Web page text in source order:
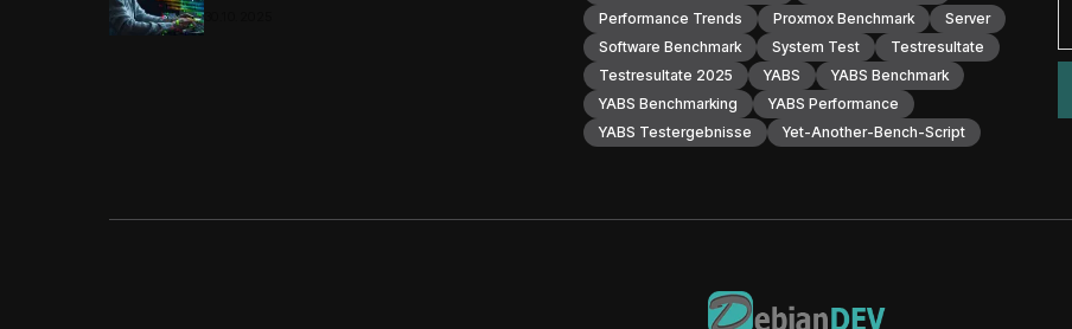
Performance Trends
Proxmox Benchmark
Server
Software Benchmark
System Test
Testresultate
Testresultate 2025
YABS
YABS Benchmark
YABS Benchmarking
YABS Performance
YABS Testergebnisse
Yet-Another-Bench-Script